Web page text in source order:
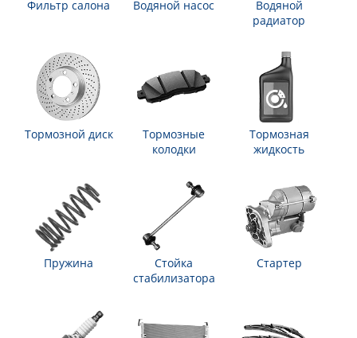
Фильтр салона Водяной насос
Водяной
радиатор
Тормозной диск
Тормозные
колодки
Тормозная
жидкость
Пружина
Стойка
стабилизатора
Стартер